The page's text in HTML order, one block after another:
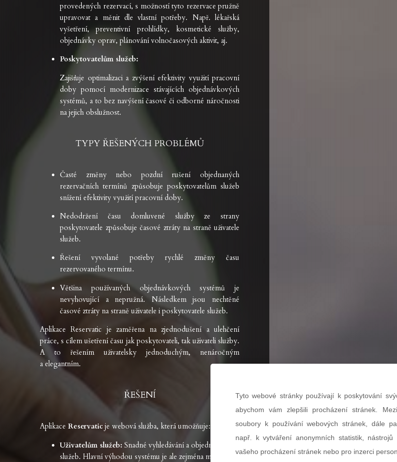
provedených rezervací, s možností tyto rezervace pružně
upravovat a měnit dle vlastní potřeby. Např. lékařská
vyšetření, preventivní prohlídky, kosmetické služby,
objednávky oprav, plánování volnočasových aktivit, aj.
Poskytovatelům služeb:
Zajišťuje optimalizaci a zvýšení efektivity využití pracovní
doby pomocí modernizace stávajících objednávkových
systémů, a to bez navýšení časové či odborné náročnosti
na jejich obslužnost.
TYPY ŘEŠENÝCH PROBLÉMŮ
Časté změny nebo pozdní rušení objednaných
rezervačních termínů způsobuje poskytovatelům služeb
snížení efektivity využití pracovní doby.
Nedodržení času domluvené služby ze strany
poskytovatele způsobuje časové ztráty na straně uživatele
služeb.
Řešení vyvolané potřeby rychlé změny času
rezervovaného termínu.
Většina používaných objednávkových systémů je
nevyhovující a nepružná. Následkem jsou nechtěné
časové ztráty na straně uživatele i poskytovatele služeb.
Aplikace Reservatic je zaměřena na zjednodušení a ulehčení
práce, s cílem ušetření času jak poskytovateli, tak uživateli služby.
A to řešením uživatelsky jednoduchým, nenáročným
a elegantním.
ŘEŠENÍ
Aplikace Reservatic je webová služba, která umožňuje:
Uživatelům služeb: Snadné vyhledávání a objednávání
služeb. Hlavní výhodou systému je ale zejména možnost
Tyto webové stránky používají k poskytování
abychom vám zlepšili procházení stránek.
soubory k používání webových stránek, dále
např. k vytváření anonymních statistik,
vašeho procházení stránek nebo pro inzerci